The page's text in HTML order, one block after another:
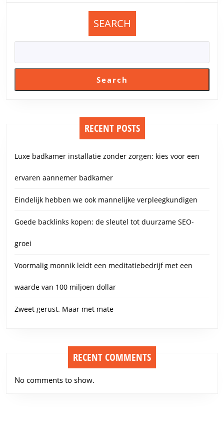
SEARCH
Search
RECENT POSTS
Luxe badkamer installatie zonder zorgen: kies voor een
ervaren aannemer badkamer
Eindelijk hebben we ook mannelijke verpleegkundigen
Goede backlinks kopen: de sleutel tot duurzame SEO-
groei
Voormalig monnik leidt een meditatiebedrijf met een
waarde van 100 miljoen dollar
Zweet gerust. Maar met mate
RECENT COMMENTS
No comments to show.